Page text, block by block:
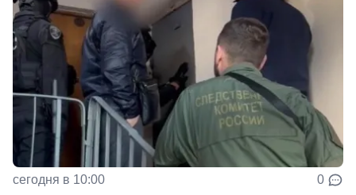
сегодня в 10:00 0